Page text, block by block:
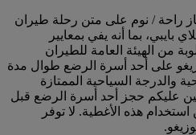
راحة / نوم على متن رحلة طيران
بايبي، بما أنه يفي بمعايير
من الهيئة العامة للطيران
على أحد أسرة الرضع طوال مدة
والدرجة السياحية الممتازة
عليكم حجز أحد أسرة الرضع قبل
هذه الأغطية. لا توفر